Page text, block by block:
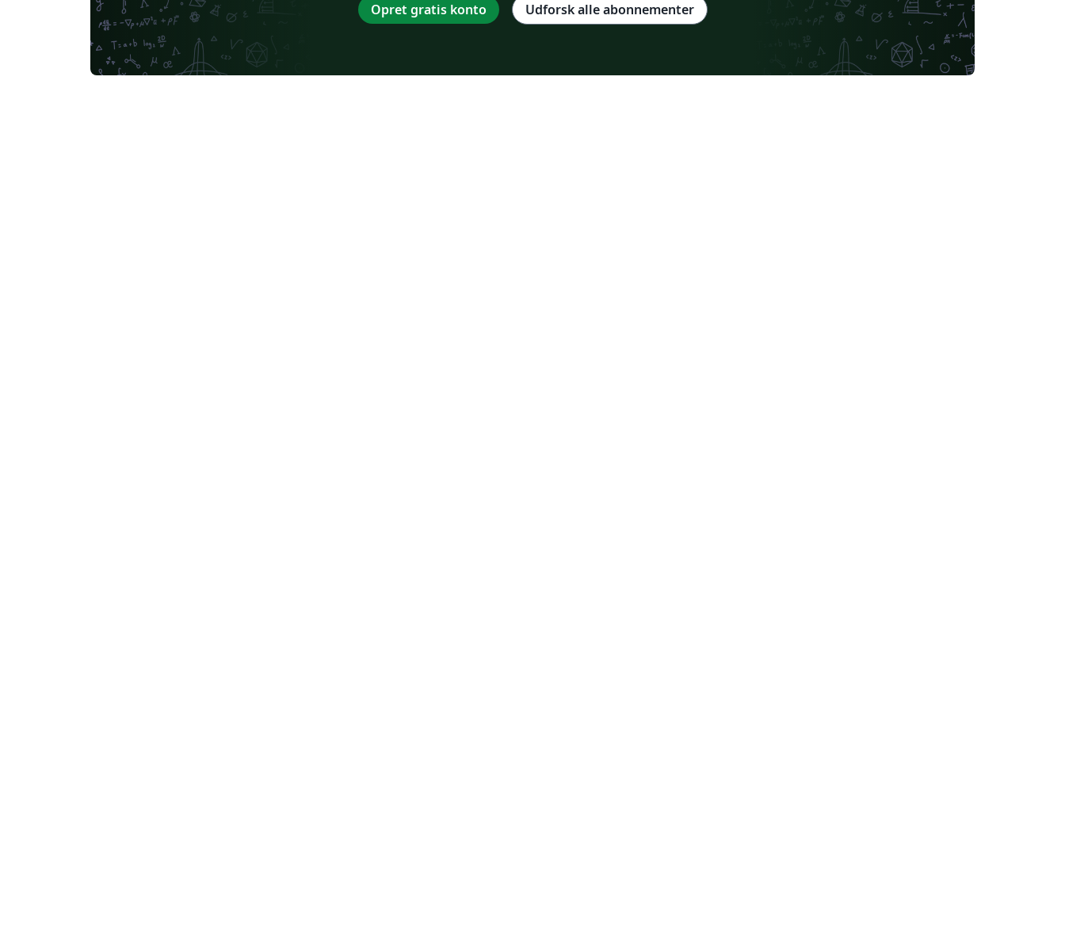
Opret gratis konto Udforsk alle abonnementer